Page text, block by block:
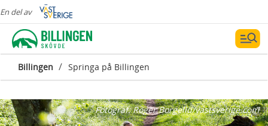
En del av
Billingen / Springa på Billingen
Fotograf:Roger Borgelid/vastsverige.com